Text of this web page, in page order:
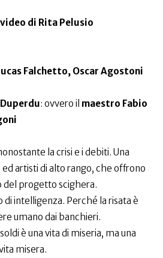
di Rita Pelusio
Falchetto, Oscar Agostoni
Duperdu: ovvero il maestro Fabio
la crisi e i debiti. Una
artisti di alto rango, che offrono
del progetto scighera.
di intelligenza. Perché la risata è
umano dai banchieri.
è una vita di miseria, ma una
misera.